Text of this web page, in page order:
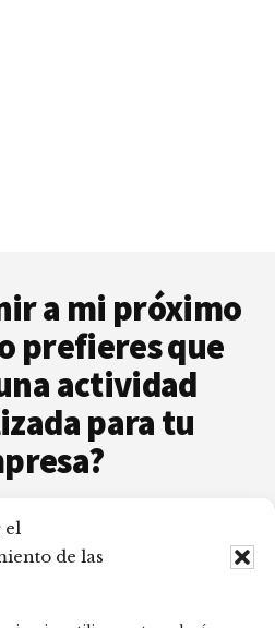
el
de las
a mi próximo
prefieres que
actividad
para tu
de atenderte y aclararé
que puedas tener.
Calendario